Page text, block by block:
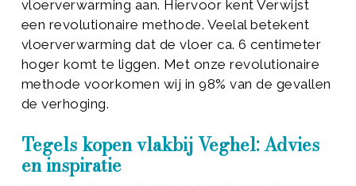
vloerverwarming aan. Hiervoor kent Verwijst
een revolutionaire methode. Veelal betekent
vloerverwarming dat de vloer ca. 6 centimeter
hoger komt te liggen. Met onze revolutionaire
methode voorkomen wij in 98% van de gevallen
de verhoging.
Tegels kopen vlakbij Veghel: Advies
en inspiratie